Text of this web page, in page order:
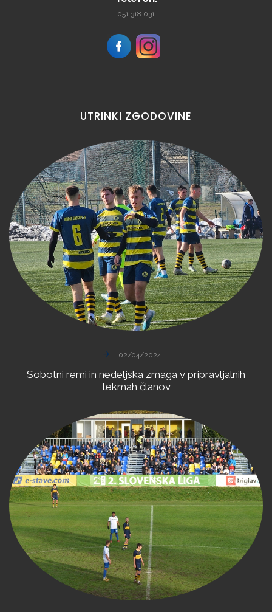
051 318 031
UTRINKI ZGODOVINE
02/04/2024
Sobotni remi in nedeljska zmaga v pripravljalnih
tekmah članov